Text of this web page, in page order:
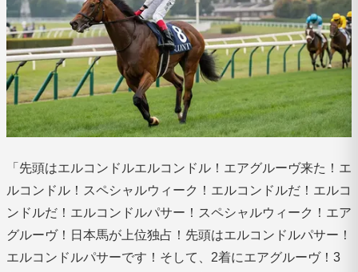
「先頭はエルコンドルエルコンドル！エアグルーヴ来た！エ
ルコンドル！スペシャルウィーク！エルコンドルだ！エルコ
ンドルだ！エルコンドルパサー！スペシャルウィーク！エア
グルーヴ！日本馬が上位独占！先頭はエルコンドルパサー！
エルコンドルパサーです！そして、2着にエアグルーヴ！3